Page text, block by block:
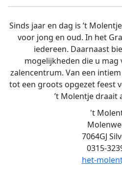
Sinds jaar en dag is ’t
voor jong en oud. In het
iedereen. Daarnaast
mogelijkheden die u mag
zalencentrum. Van een
tot een groots opgezet feest
’t Molentje draait
't
7064GJ
0315-
het-